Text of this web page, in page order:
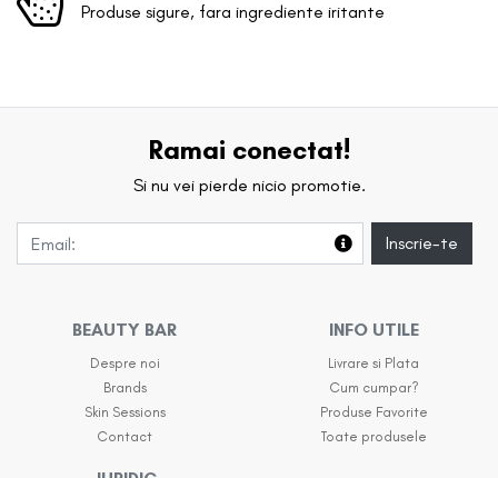
Produse sigure, fara ingrediente iritante
Ramai conectat!
Si nu vei pierde nicio promotie.
Inscrie-te
BEAUTY BAR
Despre noi
Brands
Skin Sessions
Contact
INFO UTILE
Livrare si Plata
Cum cumpar?
Produse Favorite
Toate produsele